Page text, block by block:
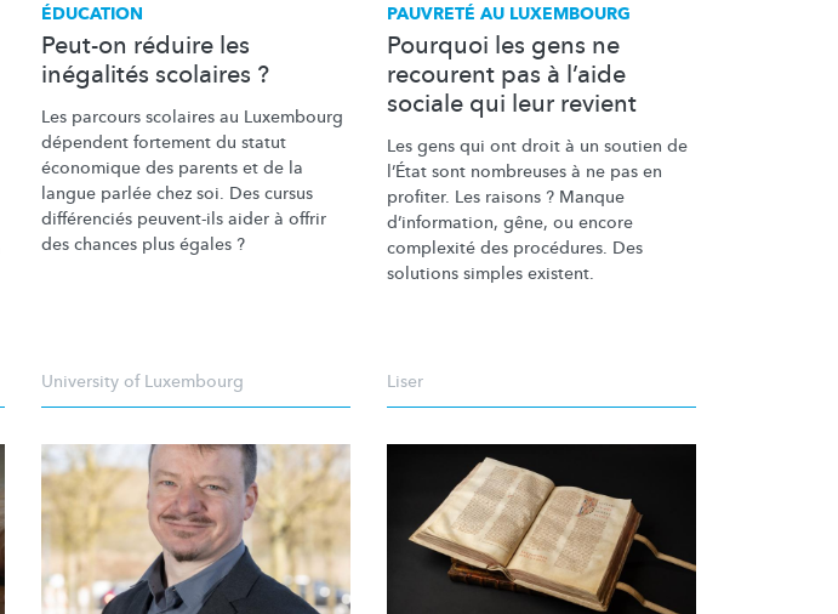
ÉDUCATION
Peut-on réduire les
inégalités scolaires ?
Les parcours scolaires au Luxembourg
dépendent fortement du statut
économique des parents et de la
langue parlée chez soi. Des cursus
différenciés peuvent-ils aider à offrir
des chances plus égales ?
University of Luxembourg
PAUVRETÉ AU LUXEMBOURG
Pourquoi les gens ne
recourent pas à l’aide
sociale qui leur revient
Les gens qui ont droit à un soutien de
l’État sont nombreuses à ne pas en
profiter. Les raisons ? Manque
d’information, gêne, ou encore
complexité des procédures. Des
solutions simples existent.
Liser